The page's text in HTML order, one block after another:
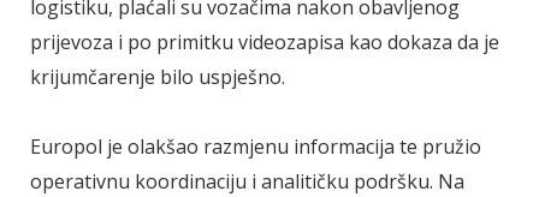
logistiku, plaćali su vozačima nakon obavljenog
prijevoza i po primitku videozapisa kao dokaza da je
krijumčarenje bilo uspješno.
Europol je olakšao razmjenu informacija te pružio
operativnu koordinaciju i analitičku podršku. Na